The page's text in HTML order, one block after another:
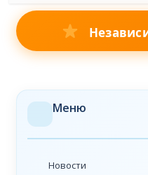
Меню
Новости